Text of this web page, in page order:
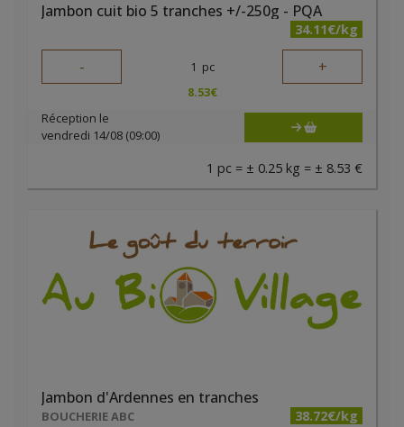
Jambon cuit bio 5 tranches +/-250g - PQA
34.11€/kg
- 1 pc +
8.53€
Réception le
vendredi 14/08 (09:00)
1 pc = ± 0.25 kg = ± 8.53 €
Jambon d'Ardennes en tranches
BOUCHERIE ABC 38.72€/kg